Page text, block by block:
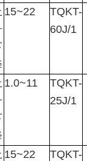
15~22
TQKT-
60J/1
1.0~11
TQKT-
25J/1
15~22
TQKT-